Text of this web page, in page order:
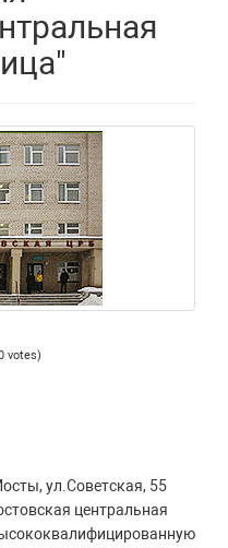
votes)
ул.Советская, 55
центральная